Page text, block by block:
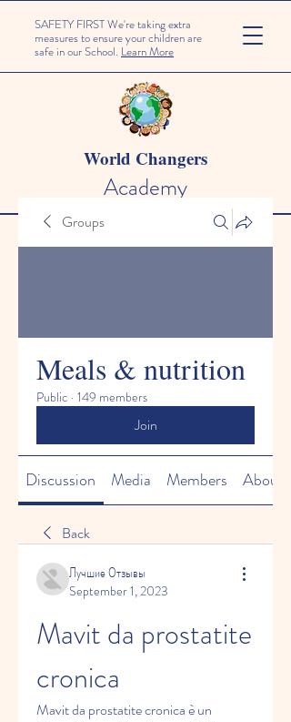
SAFETY FIRST We're taking extra
measures to ensure your children are
safe in our School. Learn More
World Changers
Academy
Groups
Meals & nutrition
Public · 149 members
Join
Discussion Media Members About
Back
Лучшие Отзывы
September 1, 2023
Mavit da prostatite
cronica
Mavit da prostatite cronica è un